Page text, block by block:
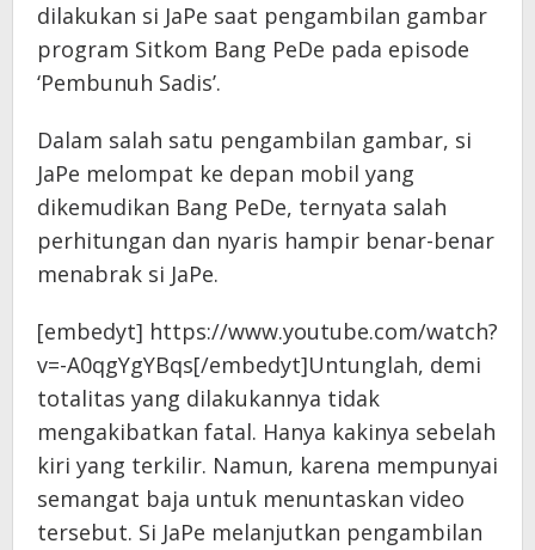
dilakukan si JaPe saat pengambilan gambar
program Sitkom Bang PeDe pada episode
‘Pembunuh Sadis’.
Dalam salah satu pengambilan gambar, si
JaPe melompat ke depan mobil yang
dikemudikan Bang PeDe, ternyata salah
perhitungan dan nyaris hampir benar-benar
menabrak si JaPe.
[embedyt] https://www.youtube.com/watch?
v=-A0qgYgYBqs[/embedyt]Untunglah, demi
totalitas yang dilakukannya tidak
mengakibatkan fatal. Hanya kakinya sebelah
kiri yang terkilir. Namun, karena mempunyai
semangat baja untuk menuntaskan video
tersebut. Si JaPe melanjutkan pengambilan